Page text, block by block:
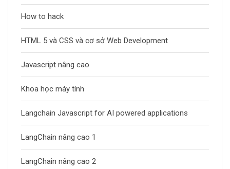
How to hack
HTML 5 và CSS và cơ sở Web Development
Javascript nâng cao
Khoa học máy tính
Langchain Javascript for AI powered applications
LangChain nâng cao 1
LangChain nâng cao 2